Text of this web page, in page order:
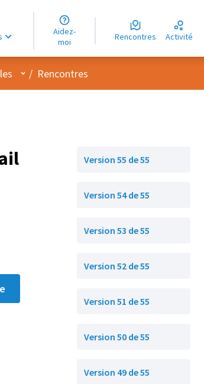
language
la langue
el idioma
Aidez-
moi
Rencontres Activité
Menu utilisateur
/ Rencontres
Version 55 de 55
Version 54 de 55
Version 53 de 55
Version 52 de 55
Version 51 de 55
Version 50 de 55
Version 49 de 55